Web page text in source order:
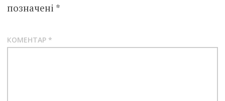
позначені *
КОМЕНТАР *